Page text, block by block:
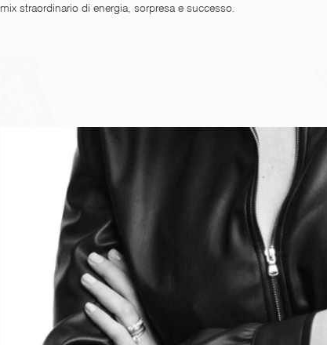
mix straordinario di energia, sorpresa e successo.